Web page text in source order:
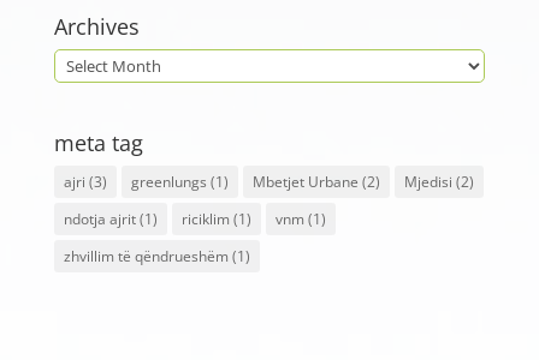
Archives
meta tag
ajri (3) greenlungs (1) Mbetjet Urbane (2) Mjedisi (2)
ndotja ajrit(1) riciklim (1) vnm (1)
zhvillim të qëndrueshëm (1)